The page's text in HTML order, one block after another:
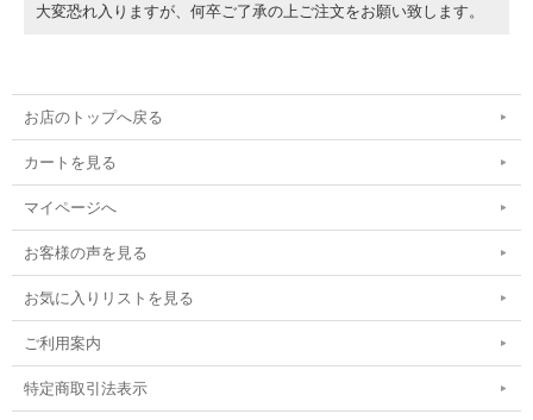
大変恐れ入りますが、何卒ご了承の上ご注文をお願い致します。
お店のトップへ戻る
カートを見る
マイページへ
お客様の声を見る
お気に入りリストを見る
ご利用案内
特定商取引法表示